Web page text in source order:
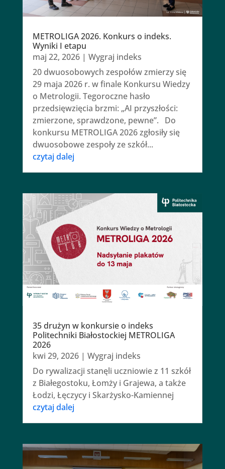
METROLIGA 2026. Konkurs o indeks.
Wyniki I etapu
maj 22, 2026| Wygraj indeks
20 dwuosobowych zespołów zmierzy się
29 maja 2026 r. w finale Konkursu Wiedzy
o Metrologii. Tegoroczne hasło
przedsięwzięcia brzmi: „AI przyszłości:
zmierzone, sprawdzone, pewne”. Do
konkursu METROLIGA 2026 zgłosiły się
dwuosobowe zespoły ze szkół...
czytaj dalej
35 drużyn w konkursie o indeks
Politechniki Białostockiej METROLIGA
2026
kwi 29, 2026| Wygraj indeks
Do rywalizacji stanęli uczniowie z 11 szkół
z Białegostoku, Łomży i Grajewa, a także
Łodzi, Łęczycy i Skarżysko-Kamiennej
czytaj dalej